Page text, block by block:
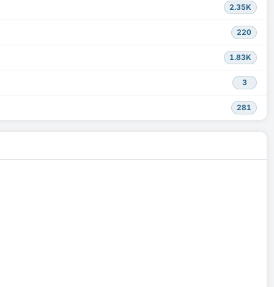
2.35K
220
1.83K
3
281